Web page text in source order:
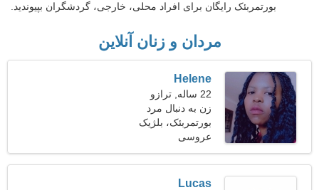
بورتمربئک رایگان برای افراد محلی، خارجی، گردشگران بپیوندید.
مردان و زنان آنلاین
Helene
22 ساله, ترازو
زن به دنبال مرد
بورتمربئک، بلژیک
عروسی
Lucas